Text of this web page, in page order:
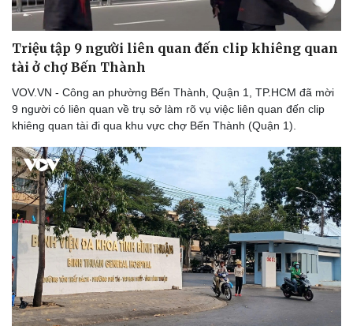
Du lịch
Tư vấn
Săn Tour
Podcast
Câu chuyện thời sự
Kể chuyện cho bé
Hạt giống tâm hồn
Triệu tập 9 người liên quan đến clip khiêng quan
tài ở chợ Bến Thành
VOV.VN - Công an phường Bến Thành, Quận 1, TP.HCM đã mời
9 người có liên quan về trụ sở làm rõ vụ việc liên quan đến clip
khiêng quan tài đi qua khu vực chợ Bến Thành (Quận 1).